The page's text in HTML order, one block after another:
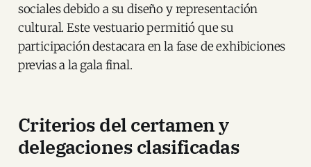
sociales debido a su diseño y representación
cultural. Este vestuario permitió que su
participación destacara en la fase de exhibiciones
previas a la gala final.
Criterios del certamen y
delegaciones clasificadas